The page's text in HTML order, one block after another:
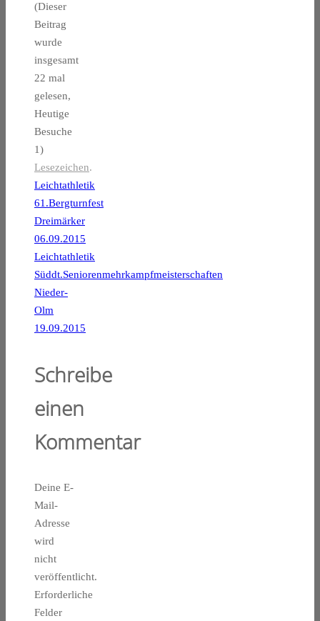
(Dieser
Beitrag
wurde
insgesamt
22 mal
gelesen,
Heutige
Besuche
1)
Lesezeichen.
Leichtathletik
61.Bergturnfest
Dreimärker
06.09.2015
Leichtathletik
Süddt.Seniorenmehrkampfmeisterschaften
Nieder-
Olm
19.09.2015
Schreibe
einen
Kommentar
Deine E-
Mail-
Adresse
wird
nicht
veröffentlicht.
Erforderliche
Felder